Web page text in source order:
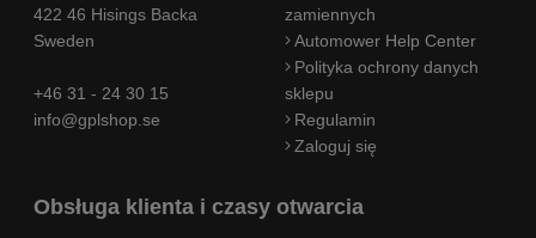
422 46 Hisings Backa
Sweden
+46 31 - 24 30 15
info@gplshop.se
zamiennych
Automower Help Center
Polityka ochrony danych
sklepu
Regulamin
Zaloguj się
Obsługa klienta i czasy otwarcia